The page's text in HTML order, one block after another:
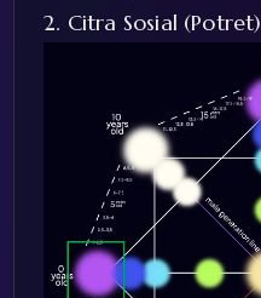
2. Citra Sosial (Potret)